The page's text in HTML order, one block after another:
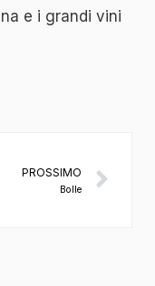
e i grandi vini
PROSSIMO
Bolle